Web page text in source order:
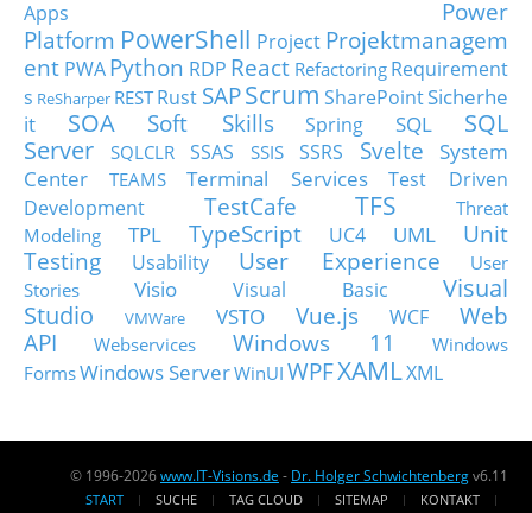
Apps
Power
Platform PowerShell Project Projektmanagem
ent PWA Python RDP React Refactoring Requirement
s ReSharper RESTRust SAPScrum SharePointSicherhe
it
SOA Soft Skills Spring SQL
SQL
Server
SQLCLR SSAS SSIS SSRS Svelte
System
Center
TEAMS Terminal Services
Test Driven
Development
TestCafe TFS
Threat
Modeling
TPL TypeScript UC4 UML
Unit
Testing
Usability User Experience
User
Stories
Visio Visual Basic
Visual
Studio
VMWare VSTO Vue.js WCF
Web
API
Webservices Windows 11
Windows
FormsWindows ServerWinUI WPFXAMLXML
© 1996-2026www.IT-Visions.de - Dr. Holger Schwichtenbergv6.11
START SUCHE TAG CLOUD SITEMAP
KONTAKT